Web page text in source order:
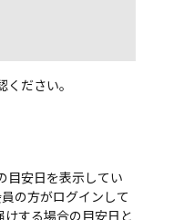
ださい。
目安日を表示してい
の方がログインして
する場合の目安日と